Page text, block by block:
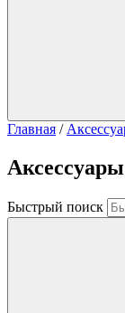
Главная /
Аксессуары
Быстрый поиск